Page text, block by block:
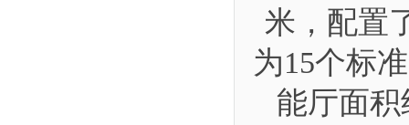
米，配置
为15个标
能厅面